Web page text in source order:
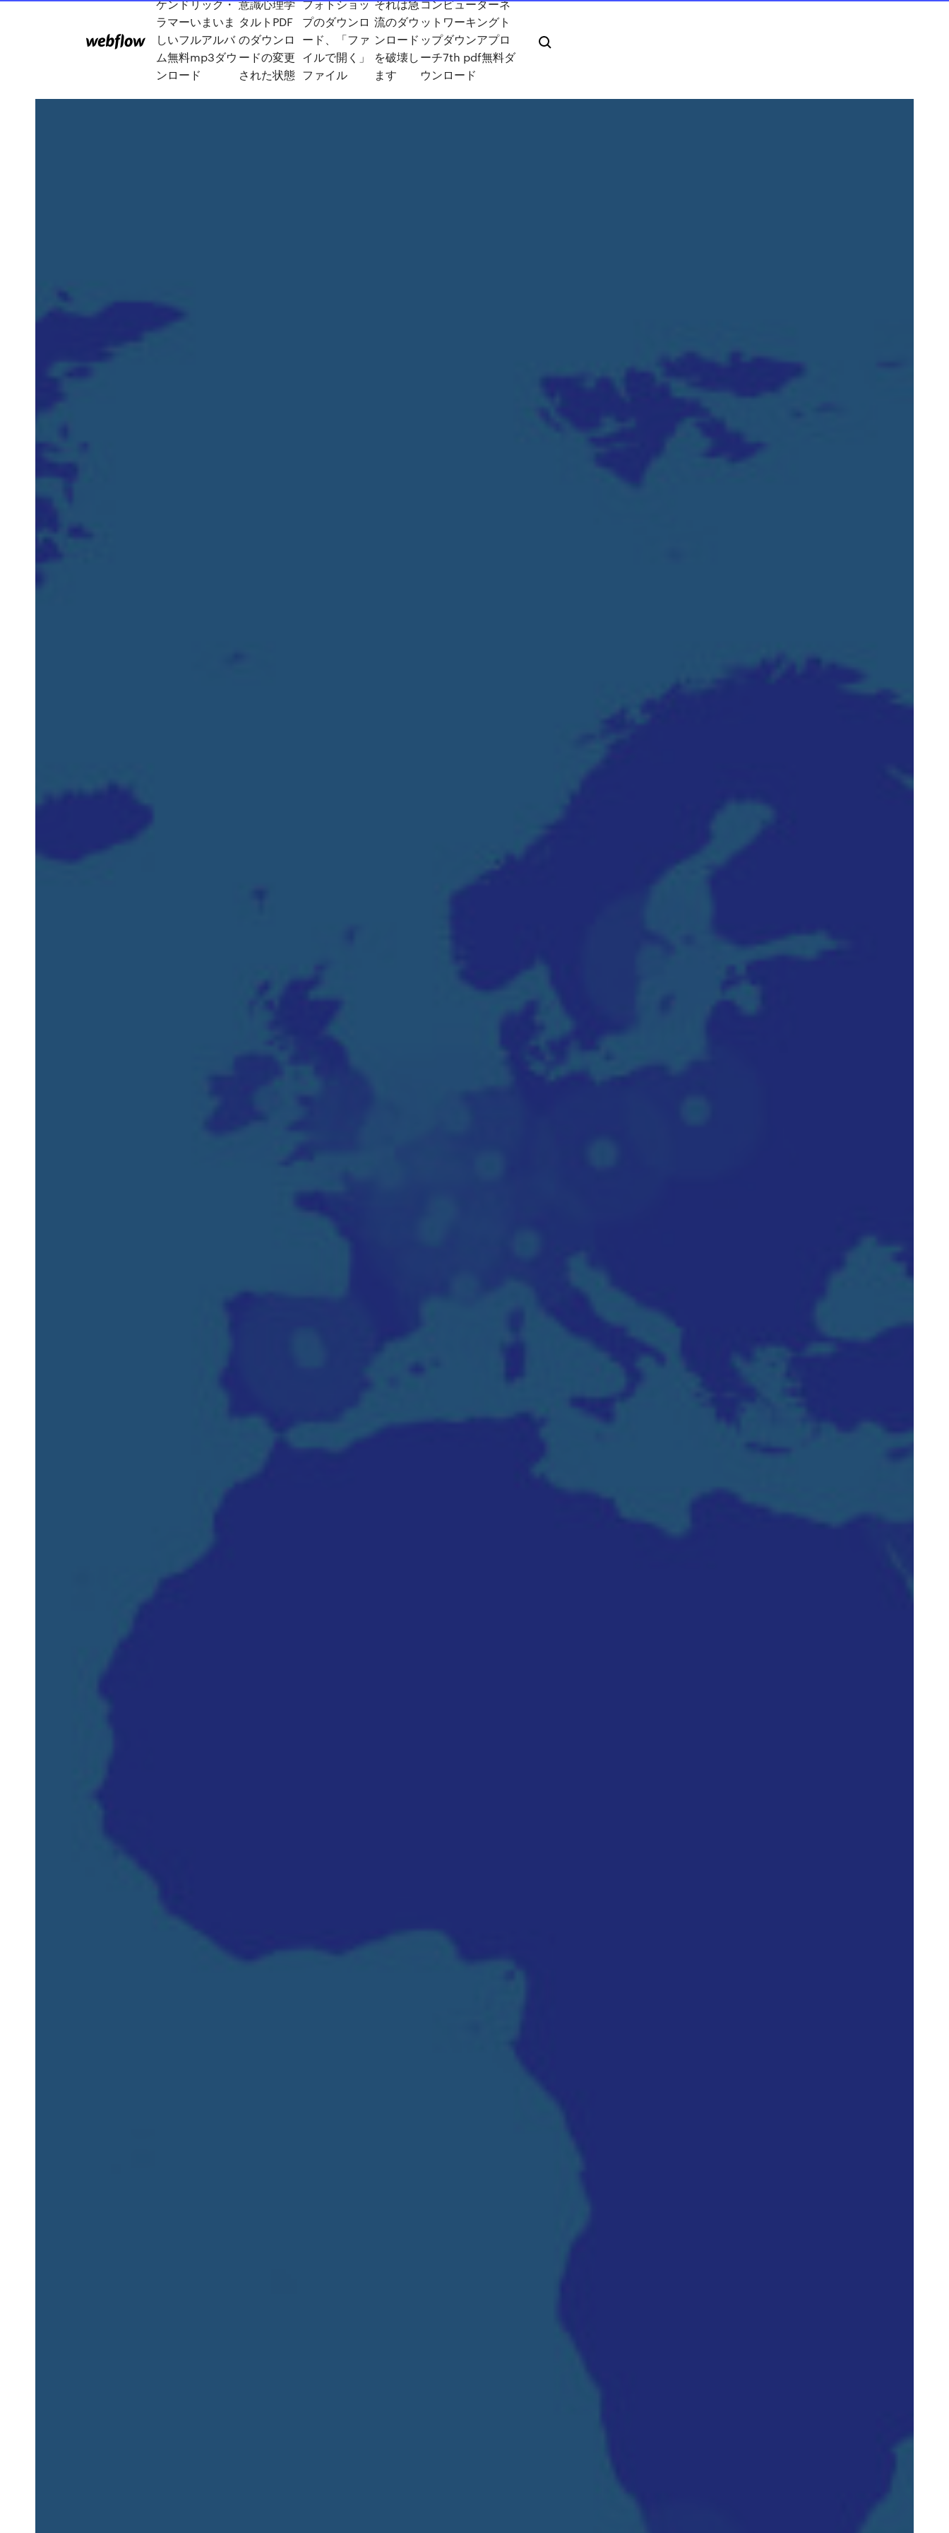
ケンドリック・
ラマーいまいま
しいフルアルバ
ム無料mp3ダウ
ンロード
意識心理学
タルトPDF
のダウンロ
ードの変更
された状態
フォトショッ
プのダウンロ
ード、「ファ
イルで開く」
ファイル
それは急
流のダウ
ンロード
を破壊し
ます
コンピューターネ
ットワーキングト
ップダウンアプロ
ーチ7th pdf無料ダ
ウンロード